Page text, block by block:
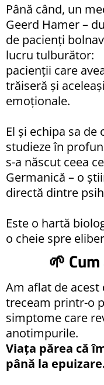
Până când, un
Geerd Hamer –
de pacienți
lucru tulburător:
pacienții care
trăiseră și
emoționale.
El și echipa sa
studieze în
s-a născut ceea
Germanică – o
directă dintre
Este o hartă
o cheie spre
🌱
Am aflat de
treceam printr-o
simptome care
anotimpurile.
Viața părea că
până la